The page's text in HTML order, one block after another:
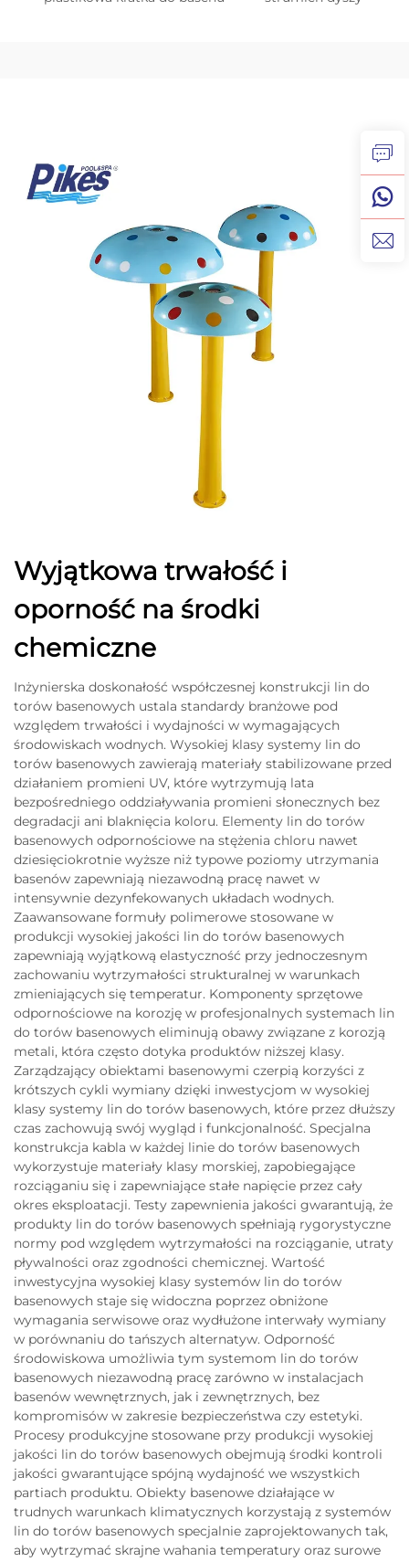
Wyjątkowa trwałość i
oporność na środki
chemiczne
Inżynierska doskonałość współczesnej konstrukcji lin do
torów basenowych ustala standardy branżowe pod
względem trwałości i wydajności w wymagających
środowiskach wodnych. Wysokiej klasy systemy lin do
torów basenowych zawierają materiały stabilizowane przed
działaniem promieni UV, które wytrzymują lata
bezpośredniego oddziaływania promieni słonecznych bez
degradacji ani blaknięcia koloru. Elementy lin do torów
basenowych odpornościowe na stężenia chloru nawet
dziesięciokrotnie wyższe niż typowe poziomy utrzymania
basenów zapewniają niezawodną pracę nawet w
intensywnie dezynfekowanych układach wodnych.
Zaawansowane formuły polimerowe stosowane w
produkcji wysokiej jakości lin do torów basenowych
zapewniają wyjątkową elastyczność przy jednoczesnym
zachowaniu wytrzymałości strukturalnej w warunkach
zmieniających się temperatur. Komponenty sprzętowe
odpornościowe na korozję w profesjonalnych systemach lin
do torów basenowych eliminują obawy związane z korozją
metali, która często dotyka produktów niższej klasy.
Zarządzający obiektami basenowymi czerpią korzyści z
krótszych cykli wymiany dzięki inwestycjom w wysokiej
klasy systemy lin do torów basenowych, które przez dłuższy
czas zachowują swój wygląd i funkcjonalność. Specjalna
konstrukcja kabla w każdej linie do torów basenowych
wykorzystuje materiały klasy morskiej, zapobiegające
rozciąganiu się i zapewniające stałe napięcie przez cały
okres eksploatacji. Testy zapewnienia jakości gwarantują, że
produkty lin do torów basenowych spełniają rygorystyczne
normy pod względem wytrzymałości na rozciąganie, utraty
pływalności oraz zgodności chemicznej. Wartość
inwestycyjna wysokiej klasy systemów lin do torów
basenowych staje się widoczna poprzez obniżone
wymagania serwisowe oraz wydłużone interwały wymiany
w porównaniu do tańszych alternatyw. Odporność
środowiskowa umożliwia tym systemom lin do torów
basenowych niezawodną pracę zarówno w instalacjach
basenów wewnętrznych, jak i zewnętrznych, bez
kompromisów w zakresie bezpieczeństwa czy estetyki.
Procesy produkcyjne stosowane przy produkcji wysokiej
jakości lin do torów basenowych obejmują środki kontroli
jakości gwarantujące spójną wydajność we wszystkich
partiach produktu. Obiekty basenowe działające w
trudnych warunkach klimatycznych korzystają z systemów
lin do torów basenowych specjalnie zaprojektowanych tak,
aby wytrzymać skrajne wahania temperatury oraz surowe